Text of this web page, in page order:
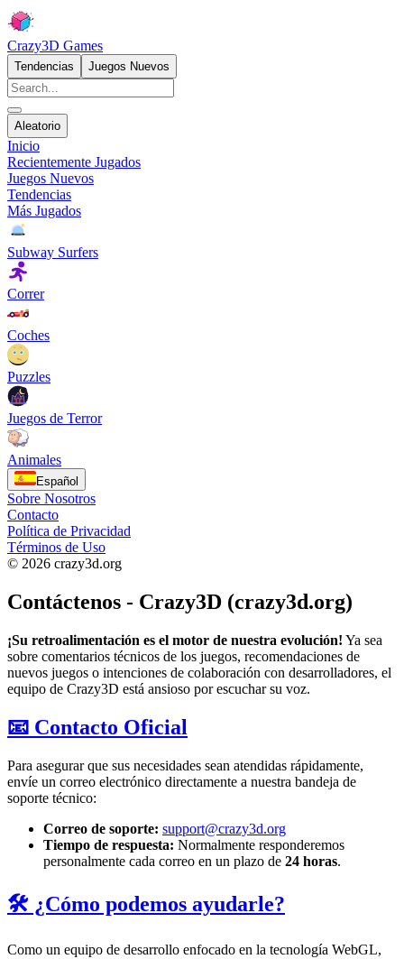
Crazy3D Games
Tendencias Juegos Nuevos
Aleatorio
Inicio
Recientemente Jugados
Juegos Nuevos
Tendencias
Más Jugados
Subway Surfers
Correr
Coches
Puzzles
Juegos de Terror
Animales
Español
Sobre Nosotros
Contacto
Política de Privacidad
Términos de Uso
© 2026 crazy3d.org
Contáctenos - Crazy3D (crazy3d.org)
¡Su retroalimentación es el motor de nuestra evolución! Ya sea
sobre comentarios técnicos de los juegos, recomendaciones de
nuevos juegos o intenciones de colaboración con desarrolladores, el
equipo de Crazy3D está ansioso por escuchar su voz.
📧 Contacto Oficial
Para asegurar que sus necesidades sean atendidas rápidamente,
envíe un correo electrónico directamente a nuestra bandeja de
soporte técnico:
Correo de soporte: support@crazy3d.org
Tiempo de respuesta: Normalmente responderemos
personalmente cada correo en un plazo de 24 horas.
🛠️ ¿Cómo podemos ayudarle?
Como un equipo de desarrollo enfocado en la tecnología WebGL,